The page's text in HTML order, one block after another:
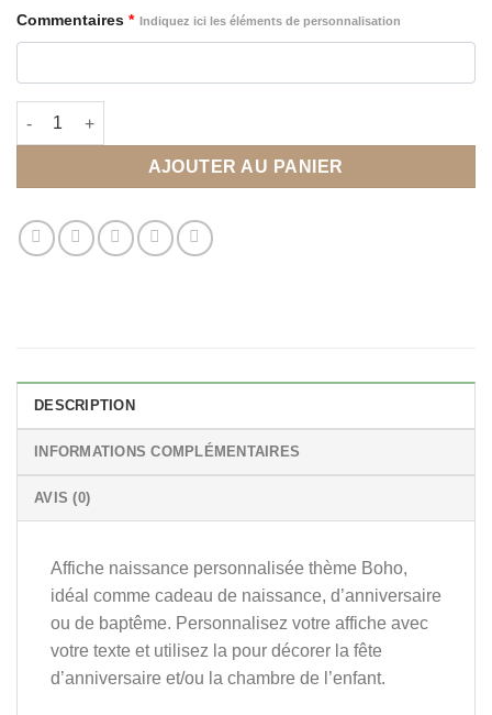
Commentaires * Indiquez ici les éléments de personnalisation
quantité de Affiche naissance personnalisée thème Boho
AJOUTER AU PANIER
DESCRIPTION
INFORMATIONS COMPLÉMENTAIRES
AVIS (0)
Affiche naissance personnalisée thème Boho,
idéal comme cadeau de naissance, d’anniversaire
ou de baptême. Personnalisez votre affiche avec
votre texte et utilisez la pour décorer la fête
d’anniversaire et/ou la chambre de l’enfant.